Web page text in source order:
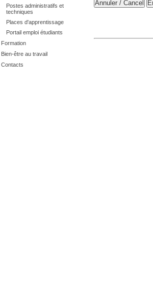
Postes administratifs et
techniques
Places d'apprentissage
Portail emploi étudiants
Formation
Bien-être au travail
Contacts